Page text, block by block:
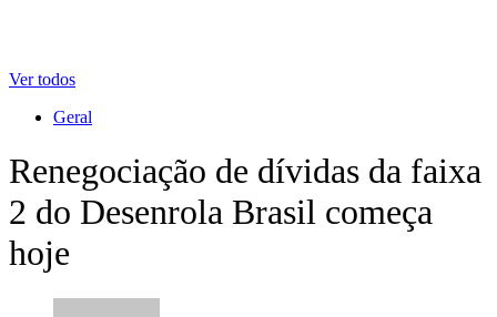
Ver todos
Geral
Renegociação de dívidas da faixa
2 do Desenrola Brasil começa
hoje